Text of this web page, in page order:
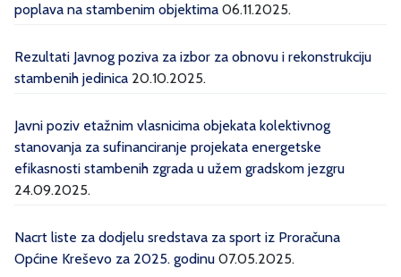
poplava na stambenim objektima 06.11.2025.
Rezultati Javnog poziva za izbor za obnovu i rekonstrukciju
stambenih jedinica 20.10.2025.
Javni poziv etažnim vlasnicima objekata kolektivnog
stanovanja za sufinanciranje projekata energetske
efikasnosti stambenih zgrada u užem gradskom jezgru
24.09.2025.
Nacrt liste za dodjelu sredstava za sport iz Proračuna
Općine Kreševo za 2025. godinu 07.05.2025.